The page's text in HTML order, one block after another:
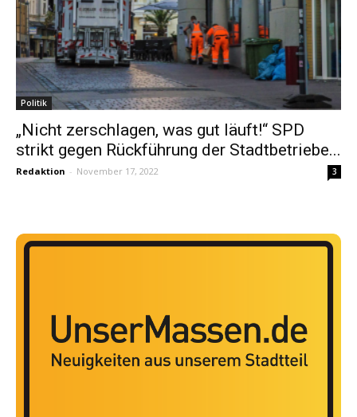
Politik
„Nicht zerschlagen, was gut läuft!“ SPD
strikt gegen Rückführung der Stadtbetriebe...
Redaktion - November 17, 2022 3